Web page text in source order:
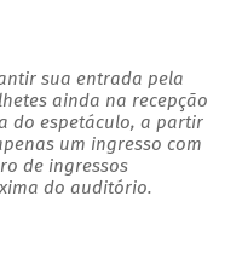
sua entrada pela
ainda na recepção
do espetáculo, a partir
um ingresso com
de ingressos
do auditório.